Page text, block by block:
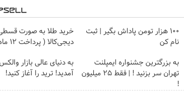
100 هزار تومن پاداش بگیر | ثبت
نام کن
خرید طلا به صورت
دیجی‌کالا ( پرداخت 12 ماهه )
به بزرگترین جشنواره ایمپلنت
تهران سر بزنید ! | فقط ۲۵ میلیون
!
به دنیای عالی بازار
آمدید! ترید را آغاز کنید!